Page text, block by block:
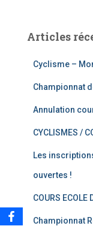
Articles
Cyclisme –
Championnat
Annulation
CYCLISMES /
Les
ouvertes !
COURS ECOLE
Championnat